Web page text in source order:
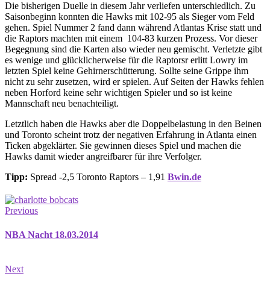
Die bisherigen Duelle in diesem Jahr verliefen unterschiedlich. Zu
Saisonbeginn konnten die Hawks mit 102-95 als Sieger vom Feld
gehen. Spiel Nummer 2 fand dann während Atlantas Krise statt und
die Raptors machten mit einem 104-83 kurzen Prozess. Vor dieser
Begegnung sind die Karten also wieder neu gemischt. Verletzte gibt
es wenige und glücklicherweise für die Raptorsr erlitt Lowry im
letzten Spiel keine Gehirnerschütterung. Sollte seine Grippe ihm
nicht zu sehr zusetzen, wird er spielen. Auf Seiten der Hawks fehlen
neben Horford keine sehr wichtigen Spieler und so ist keine
Mannschaft neu benachteiligt.
Letztlich haben die Hawks aber die Doppelbelastung in den Beinen
und Toronto scheint trotz der negativen Erfahrung in Atlanta einen
Ticken abgeklärter. Sie gewinnen dieses Spiel und machen die
Hawks damit wieder angreifbarer für ihre Verfolger.
Tipp: Spread -2,5 Toronto Raptors – 1,91 Bwin.de
Previous
NBA Nacht 18.03.2014
Next